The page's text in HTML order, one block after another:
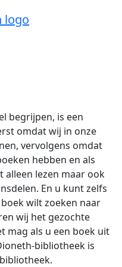
begrijpen, is een
omdat wij in onze
vervolgens omdat
hebben en als
alleen lezen maar ook
En u kunt zelfs
wilt zoeken naar
wij het gezochte
mag als u een boek uit
bibliotheek is